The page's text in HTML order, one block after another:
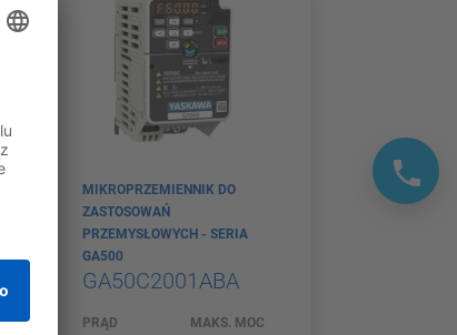
MIKROPRZEMIENNIK DO
ZASTOSOWAŃ
PRZEMYSŁOWYCH - SERIA
GA500
GA50C2001ABA
PRĄD
MAKS. MOC